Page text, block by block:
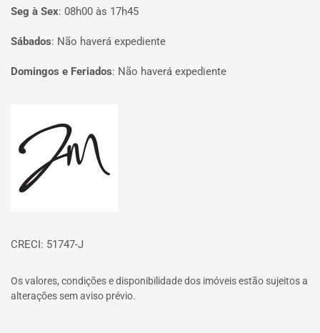
Seg à Sex: 08h00 às 17h45
Sábados: Não haverá expediente
Domingos e Feriados: Não haverá expediente
CRECI: 51747-J
Os valores, condições e disponibilidade dos imóveis estão sujeitos a
alterações sem aviso prévio.